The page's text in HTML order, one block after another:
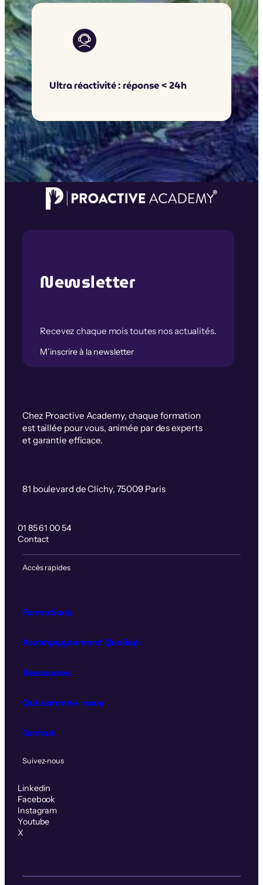
Ultra réactivité : réponse < 24h
Newsletter
Recevez chaque mois toutes nos actualités.
M’inscrire à la newsletter
Chez Proactive Academy, chaque formation
est taillée pour vous, animée par des experts
et garantie efficace.
81 boulevard de Clichy, 75009 Paris
01 85 61 00 54
Contact
Accès rapides
Formations
Accompagnement Qualiopi
Ressources
Qui sommes‑nous
Contact
Suivez‑nous
Linkedin
Facebook
Instagram
Youtube
X